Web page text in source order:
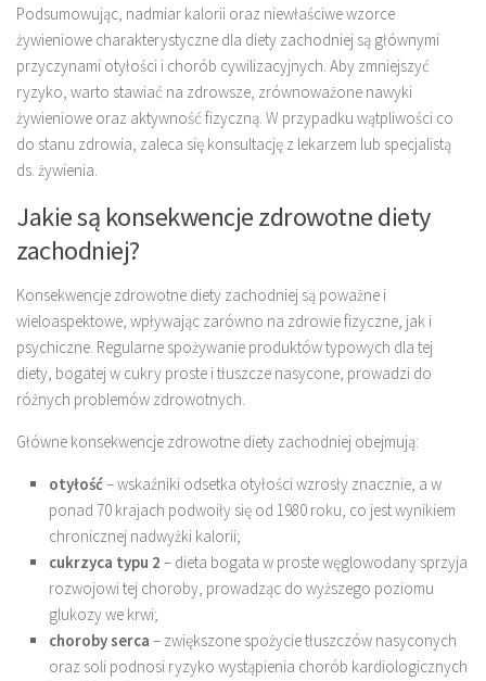
Podsumowując, nadmiar kalorii oraz niewłaściwe wzorce
żywieniowe charakterystyczne dla diety zachodniej są głównymi
przyczynami otyłości i chorób cywilizacyjnych. Aby zmniejszyć
ryzyko, warto stawiać na zdrowsze, zrównoważone nawyki
żywieniowe oraz aktywność fizyczną. W przypadku wątpliwości co
do stanu zdrowia, zaleca się konsultację z lekarzem lub specjalistą
ds. żywienia.
Jakie są konsekwencje zdrowotne diety
zachodniej?
Konsekwencje zdrowotne diety zachodniej są poważne i
wieloaspektowe, wpływając zarówno na zdrowie fizyczne, jak i
psychiczne. Regularne spożywanie produktów typowych dla tej
diety, bogatej w cukry proste i tłuszcze nasycone, prowadzi do
różnych problemów zdrowotnych.
Główne konsekwencje zdrowotne diety zachodniej obejmują:
otyłość– wskaźniki odsetka otyłości wzrosły znacznie, a w
ponad 70 krajach podwoiły się od 1980 roku, co jest wynikiem
chronicznej nadwyżki kalorii;
cukrzyca typu 2 – dieta bogata w proste węglowodany sprzyja
rozwojowi tej choroby, prowadząc do wyższego poziomu
glukozy we krwi;
choroby serca – zwiększone spożycie tłuszczów nasyconych
oraz soli podnosi ryzyko wystąpienia chorób kardiologicznych